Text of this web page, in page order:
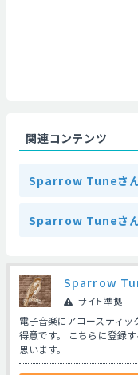
関連コンテンツ
Sparrow Tuneさん
Sparrow Tuneさ
Sparrow
サイト準拠
電子音楽にアコースティ
得意です。 こちらに登録
思います。